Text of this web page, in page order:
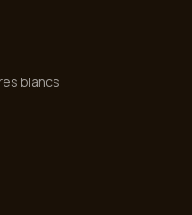
blancs